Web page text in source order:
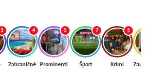
3 4
Zahraničné
5
Prominenti
7
Šport
5
Krimi